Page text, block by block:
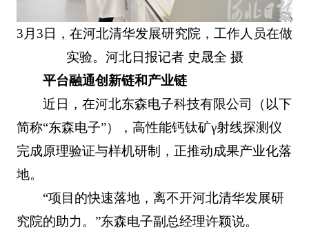
3月3日，在河北清华发展研究院，工作人员在做
实验。河北日报记者 史晟全 摄
平台融通创新链和产业链
近日，在河北东森电子科技有限公司（以下
简称“东森电子”），高性能钙钛矿γ射线探测仪
完成原理验证与样机研制，正推动成果产业化落
地。
“项目的快速落地，离不开河北清华发展研
究院的助力。”东森电子副总经理许颖说。